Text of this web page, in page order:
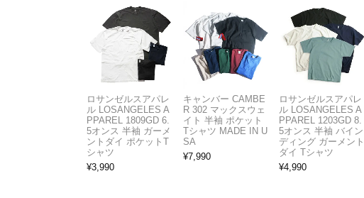
ロサンゼルスアパレ
ル LOSANGELES A
PPAREL 1809GD 6.
5オンス 半袖 ガーメ
ントダイ ポケットT
シャツ
¥3,990
キャンバー CAMBE
R 302 マックスウェ
イト 半袖 ポケット
Tシャツ MADE IN U
SA
¥7,990
ロサンゼルスアパレ
ル LOSANGELES A
PPAREL 1203GD 8.
5オンス 半袖 バイン
ディング ガーメント
ダイ Tシャツ
¥4,990